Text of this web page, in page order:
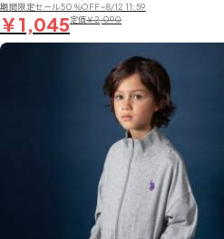
期間限定セール50％OFF~8/12 11:59
￥1,045定価￥2,090